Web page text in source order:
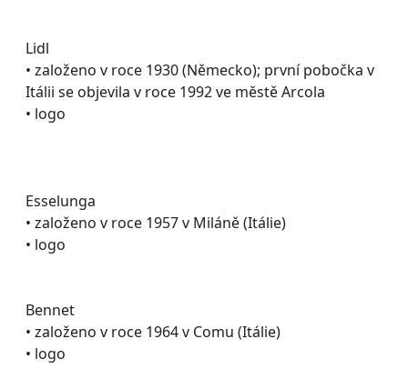
Lidl
• založeno v roce 1930 (Německo); první pobočka v
Itálii se objevila v roce 1992 ve městě Arcola
• logo
Esselunga
• založeno v roce 1957 v Miláně (Itálie)
• logo
Bennet
• založeno v roce 1964 v Comu (Itálie)
• logo